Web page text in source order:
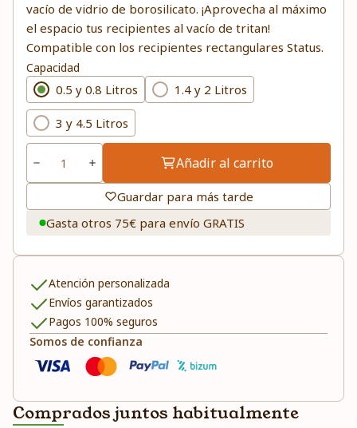
vacío de vidrio de borosilicato. ¡Aprovecha al máximo
el espacio tus recipientes al vacío de tritan!
Compatible con los recipientes rectangulares Status.
Capacidad
0.5 y 0.8 Litros 1.4 y 2 Litros
3 y 4.5 Litros
Añadir al carrito
Guardar para más tarde
Gasta otros 75€ para envío GRATIS
Atención personalizada
Envíos garantizados
Pagos 100% seguros
Somos de confianza
Comprados juntos habitualmente